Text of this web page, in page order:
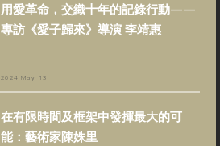
用愛革命，交織十年的記錄行動——
專訪《愛子歸來》導演 李靖惠
2024 May 13
在有限時間及框架中發揮最大的可
能：藝術家陳姝里